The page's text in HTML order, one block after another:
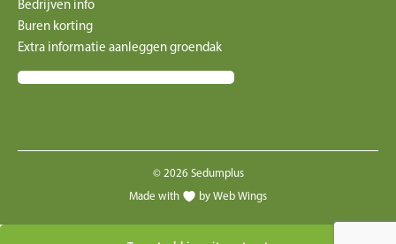
Bedrijven info
Buren korting
Extra informatie aanleggen groendak
© 2026 Sedumplus
Made with
by Web Wings